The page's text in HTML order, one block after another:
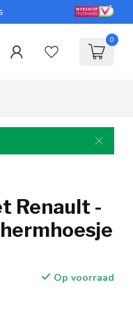
0
Renault -
Op voorraad